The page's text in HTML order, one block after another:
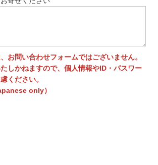
お問い合わせフォームではございません。
しかねますので、個人情報やID・パスワー
ください。
only）